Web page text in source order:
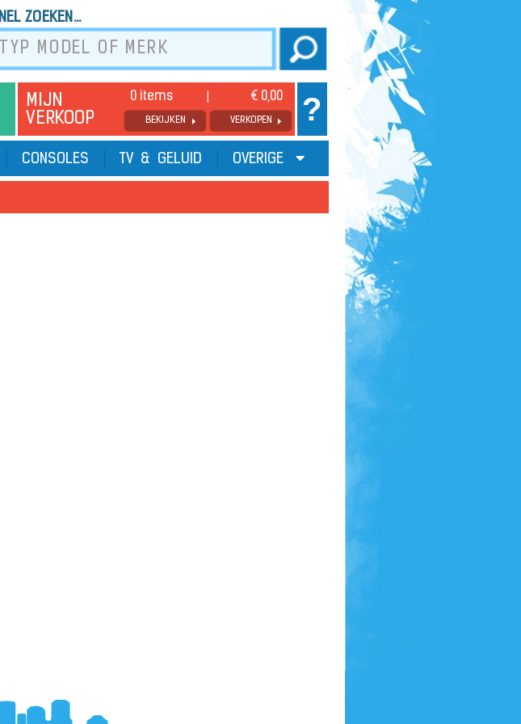
ZOEKEN...
MIJN
VERKOOP
0 items € 0,00
BEKIJKEN VERKOPEN ?
CONSOLES TV & GELUID OVERIGE